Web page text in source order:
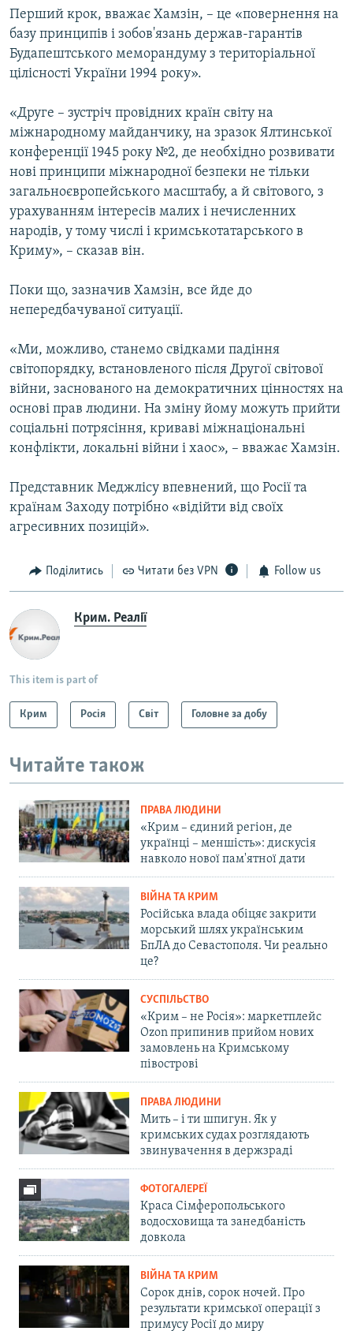
Перший крок, вважає Хамзін, – це «повернення на
базу принципів і зобов'язань держав-гарантів
Будапештського меморандуму з територіальної
цілісності України 1994 року».
«Друге – зустріч провідних країн світу на
міжнародному майданчику, на зразок Ялтинської
конференції 1945 року №2, де необхідно розвивати
нові принципи міжнародної безпеки не тільки
загальноєвропейського масштабу, а й світового, з
урахуванням інтересів малих і нечисленних
народів, у тому числі і кримськотатарського в
Криму», – сказав він.
Поки що, зазначив Хамзін, все йде до
непередбачуваної ситуації.
«Ми, можливо, станемо свідками падіння
світопорядку, встановленого після Другої світової
війни, заснованого на демократичних цінностях на
основі прав людини. На зміну йому можуть прийти
соціальні потрясіння, криваві міжнаціональні
конфлікти, локальні війни і хаос», – вважає Хамзін.
Представник Меджлісу впевнений, що Росії та
країнам Заходу потрібно «відійти від своїх
агресивних позицій».
Поділитись Читати без VPN Follow us
Крим. Реалії
This item is part of
Крим Росія Світ Головне за добу
Читайте також
ПРАВА ЛЮДИНИ
«Крим – єдиний регіон, де
українці – меншість»: дискусія
навколо нової пам'ятної дати
ВІЙНА ТА КРИМ
Російська влада обіцяє закрити
морський шлях українським
БпЛА до Севастополя. Чи реально
це?
СУСПІЛЬСТВО
«Крим – не Росія»: маркетплейс
Ozon припинив прийом нових
замовлень на Кримському
півострові
ПРАВА ЛЮДИНИ
Мить – і ти шпигун. Як у
кримських судах розглядають
звинувачення в держзраді
ФОТОГАЛЕРЕЇ
Краса Сімферопольського
водосховища та занедбаність
довкола
ВІЙНА ТА КРИМ
Сорок днів, сорок ночей. Про
результати кримської операції з
примусу Росії до миру